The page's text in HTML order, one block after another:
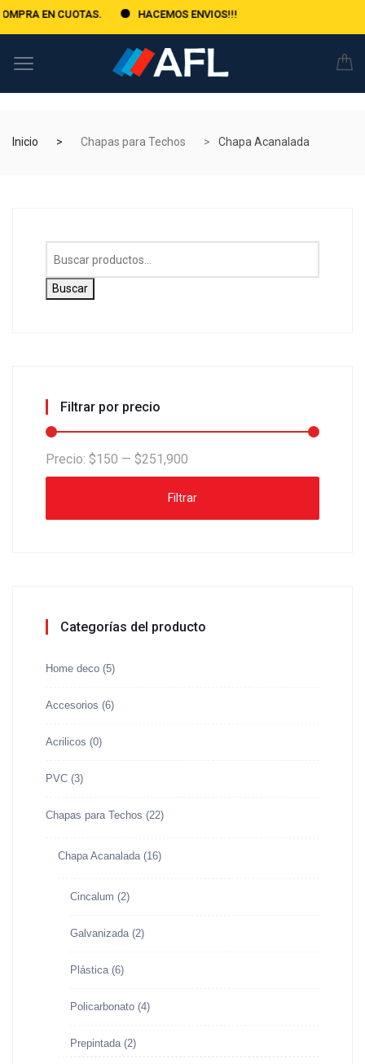
HACEMOS ENVIOS!!!
Inicio Chapas para Techos Chapa Acanalada
Buscar
Filtrar por precio
Filtrar
Precio: $150 — $251,900
Categorías del producto
Home deco (5)
Accesorios (6)
Acrilicos (0)
PVC (3)
Chapas para Techos (22)
Chapa Acanalada (16)
Cincalum (2)
Galvanizada (2)
Plástica (6)
Policarbonato (4)
Prepintada (2)